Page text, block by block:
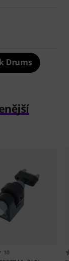
Drums
10